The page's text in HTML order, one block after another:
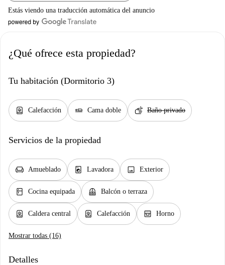
Estás viendo una traducción automática del anuncio
¿Qué ofrece esta propiedad?
Tu habitación (Dormitorio 3)
water_heater Calefacción airline_seat_flat Cama doble soap Baño privado
Servicios de la propiedad
chair Amueblado local_laundry_service Lavadora image Exterior
kitchen Cocina equipada balcony Balcón o terraza
water_heater Caldera central water_heater Calefacción oven_gen Horno
Mostrar todas (16)
Detalles